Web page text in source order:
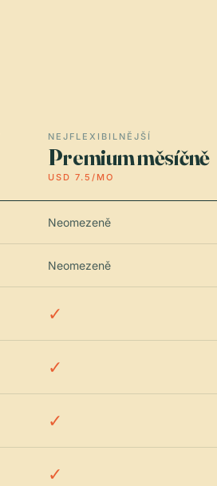
NEJFLEXIBILNĚJŠÍ
Premium měsíčně
USD 7.5/MO
Neomezeně
Neomezeně
✓
✓
✓
✓